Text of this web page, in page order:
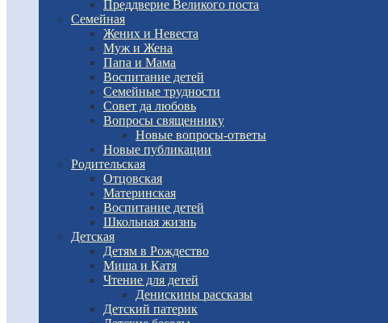
Преддверие Великого поста
Семейная
Жених и Невеста
Муж и Жена
Папа и Мама
Воспитание детей
Семейные трудности
Совет да любовь
Вопросы священнику
Новые вопросы-ответы
Новые публикации
Родительская
Отцовская
Материнская
Воспитание детей
Школьная жизнь
Детская
Детям в Рождество
Миша и Катя
Чтение для детей
Денискины рассказы
Детский патерик